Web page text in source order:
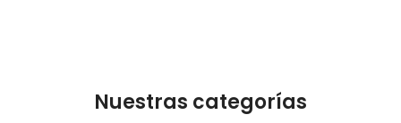
Nuestras categorías